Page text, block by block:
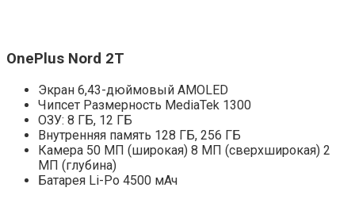
OnePlus Nord 2T
Экран 6,43-дюймовый AMOLED
Чипсет Размерность MediaTek 1300
ОЗУ: 8 ГБ, 12 ГБ
Внутренняя память 128 ГБ, 256 ГБ
Камера 50 МП (широкая) 8 МП (сверхширокая) 2
МП (глубина)
Батарея Li-Po 4500 мАч